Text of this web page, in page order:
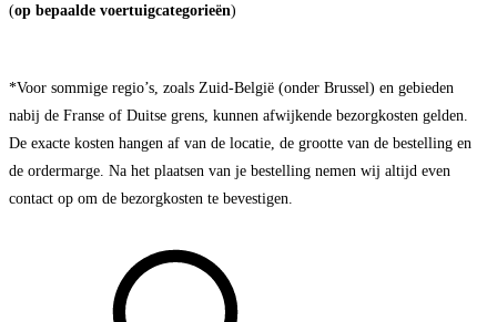
(op bepaalde voertuigcategorieën)
*Voor sommige regio’s, zoals Zuid-België (onder Brussel) en gebieden
nabij de Franse of Duitse grens, kunnen afwijkende bezorgkosten gelden.
De exacte kosten hangen af van de locatie, de grootte van de bestelling en
de ordermarge. Na het plaatsen van je bestelling nemen wij altijd even
contact op om de bezorgkosten te bevestigen.